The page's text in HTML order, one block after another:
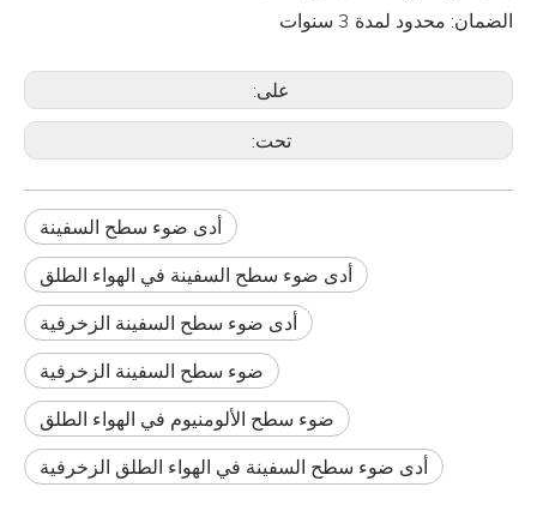
الضمان: محدود لمدة 3 سنوات
على:
تحت:
أدى ضوء سطح السفينة
أدى ضوء سطح السفينة في الهواء الطلق
أدى ضوء سطح السفينة الزخرفية
ضوء سطح السفينة الزخرفية
ضوء سطح الألومنيوم في الهواء الطلق
أدى ضوء سطح السفينة في الهواء الطلق الزخرفية